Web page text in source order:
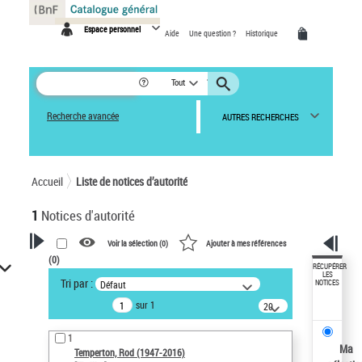
Espace personnel Aide Une question ? Historique
Tout
Recherche avancée AUTRES RECHERCHES
Accueil Liste de notices d’autorité
1 Notices d'autorité
VOTRE RECHERCHE
Recherche avancée dans les
notices d’autorité
Œuvres liées à l'auteur :
Temperton, Rod (1947-2016)
Voir la sélection (0) Ajouter à mes références
(0)
Tri par : Défaut
sur 1
20
résultats/page
1
Temperton, Rod (1947-2016)
RÉCUPÉRER
LES
NOTICES
Ma
Panneau de gestion des cookies